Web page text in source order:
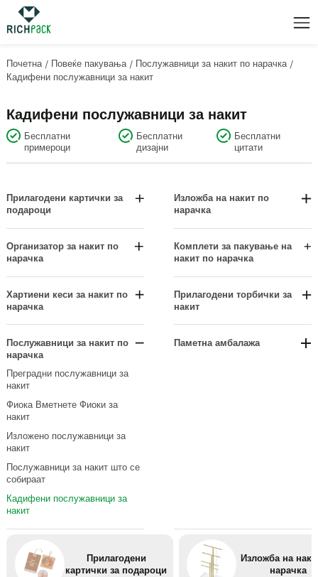
Почетна / Повеќе пакувања / Послужавници за накит по нарачка /
Кадифени послужавници за накит
Кадифени послужавници за накит
Бесплатни
примероци
Бесплатни
дизајни
Бесплатни
цитати
Прилагодени картички за
подароци
Ознаки за роденден и
Висечки картички за
Ознаки за одмор и свадба
Картички за приказ на накит
Персонализирани ознаки за
подароци
Изложба на накит по
нарачка
Екран на нараквица/ангина
Сетови за приказ
Прикази на обетки
Прикази на ѓердан
Прикажува приврзок
Прикажува прстен
Организатор за накит по
нарачка
Изложби за накит на шалтер
Организатори на фиоки
Организатори за висечки накит
Преносливи организатори на
накит
Комплети за пакување на
накит по нарачка
Хартиени кеси за накит по
нарачка
По тип на рачка
По материјал или облога
според големината на
Прилагодени торбички за
накит
По материјал
По употреба
Послужавници за накит по
нарачка
Преградни послужавници за
накит
Фиока Вметнете Фиоки за
накит
Изложено послужавници за
накит
Послужавници за накит што се
собираат
Кадифени послужавници за
накит
Паметна амбалажа
Прилагодени
картички за подароци
Изложба на
нарачка